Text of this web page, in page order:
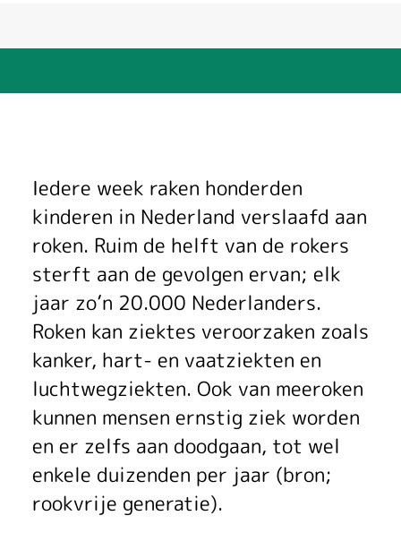
R
o
o
k
v
r
i
j
M
Iedere week raken honderden
kinderen in Nederland verslaafd aan
roken. Ruim de helft van de rokers
sterft aan de gevolgen ervan; elk
jaar zo’n 20.000 Nederlanders.
Roken kan ziektes veroorzaken zoals
kanker, hart- en vaatziekten en
luchtwegziekten. Ook van meeroken
kunnen mensen ernstig ziek worden
en er zelfs aan doodgaan, tot wel
enkele duizenden per jaar (bron;
rookvrije generatie).